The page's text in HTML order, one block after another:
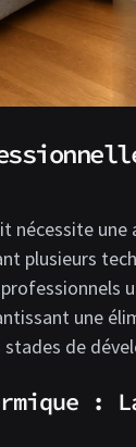
nécessite une
plusieurs
une
de
: